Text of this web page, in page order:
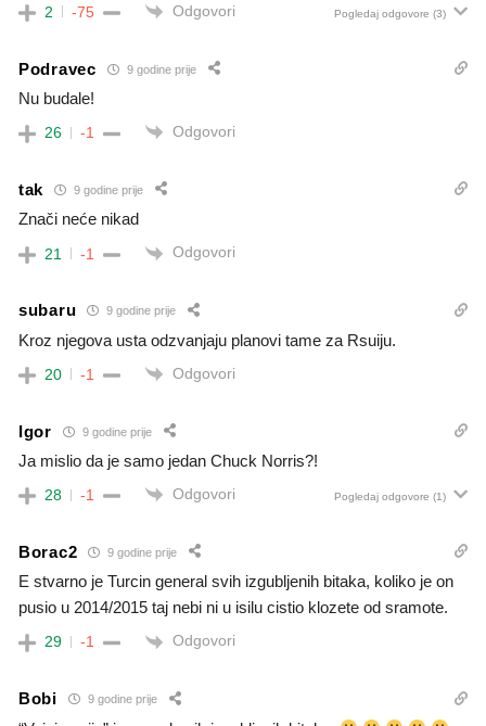
2 -75 Odgovori Pogledaj odgovore (3)
Podravec 9 godine prije
Nu budale!
26 -1 Odgovori
tak 9 godine prije
Znači neće nikad
21 -1 Odgovori
subaru 9 godine prije
Kroz njegova usta odzvanjaju planovi tame za Rsuiju.
20 -1 Odgovori
Igor 9 godine prije
Ja mislio da je samo jedan Chuck Norris?!
28 -1 Odgovori Pogledaj odgovore (1)
Borac2 9 godine prije
E stvarno je Turcin general svih izgubljenih bitaka, koliko je on
pusio u 2014/2015 taj nebi ni u isilu cistio klozete od sramote.
29 -1 Odgovori
Bobi 9 godine prije